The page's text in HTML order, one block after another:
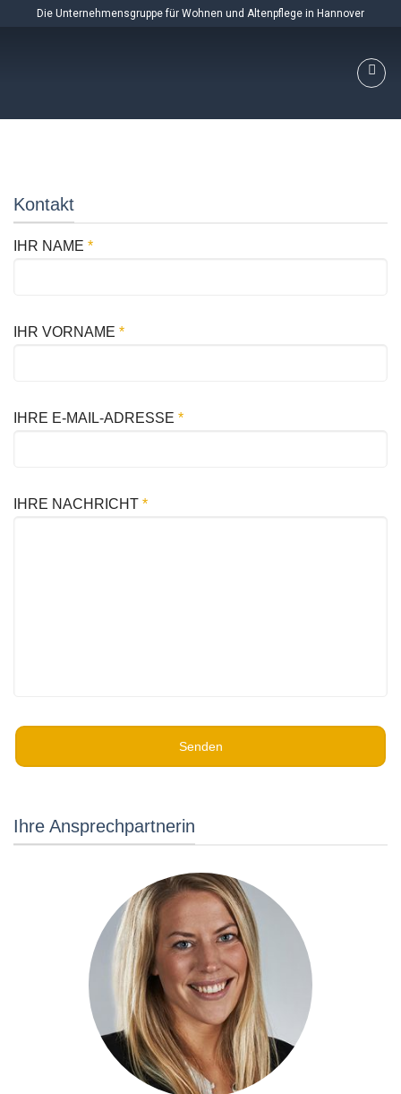
Die Unternehmensgruppe für Wohnen und Altenpflege in Hannover
Kontakt
IHR NAME *
IHR VORNAME *
IHRE E-MAIL-ADRESSE *
IHRE NACHRICHT *
Senden
Ihre Ansprechpartnerin